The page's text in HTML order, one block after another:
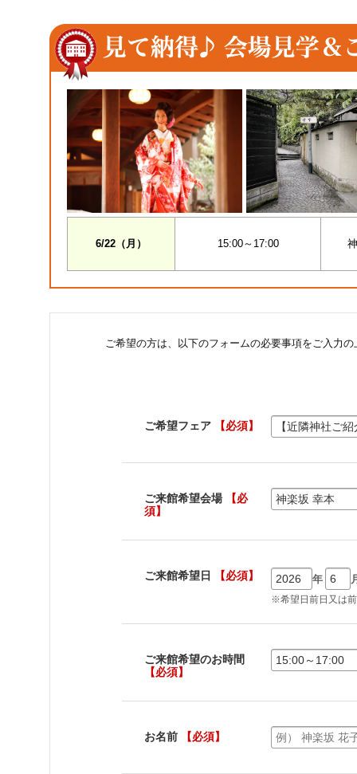
6/22（月） 15:00～17:00